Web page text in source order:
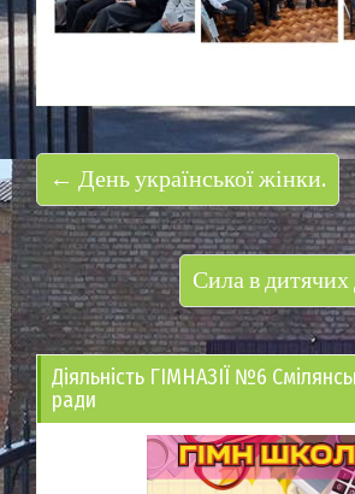
← День української жінки.
Сила в
Діяльність ГІМНАЗІЇ №6
ради